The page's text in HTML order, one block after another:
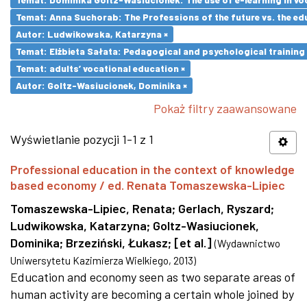
Temat: Anna Suchorab: The Professions of the future vs. the
Autor: Ludwikowska, Katarzyna ×
Temat: Elżbieta Sałata: Pedagogical and psychological
Temat: adults’ vocational education ×
Autor: Goltz-Wasiucionek, Dominika ×
Pokaż filtry zaawansowane
Wyświetlanie pozycji 1-1 z 1
Professional education in the context of knowledge
based economy / ed. Renata Tomaszewska-Lipiec
Tomaszewska-Lipiec, Renata; Gerlach, Ryszard;
Ludwikowska, Katarzyna; Goltz-Wasiucionek,
Dominika; Brzeziński, Łukasz; [et al.] (Wydawnictwo
Uniwersytetu Kazimierza Wielkiego, 2013)
Education and economy seen as two separate areas of
human activity are becoming a certain whole joined by